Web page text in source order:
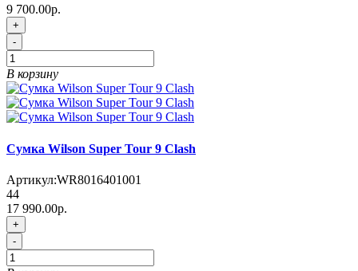
9 700.00р.
+
-
В корзину
Сумка Wilson Super Tour 9 Clash
Артикул:WR8016401001
44
17 990.00р.
+
-